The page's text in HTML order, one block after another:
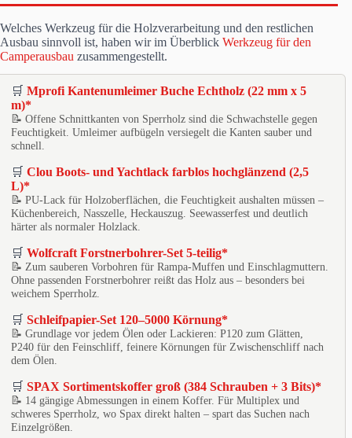
Welches Werkzeug für die Holzverarbeitung und den restlichen
Ausbau sinnvoll ist, haben wir im Überblick Werkzeug für den
Camperausbau zusammengestellt.
🛒Mprofi Kantenumleimer Buche Echtholz (22 mm x 5
m)*
📝 Offene Schnittkanten von Sperrholz sind die Schwachstelle gegen
Feuchtigkeit. Umleimer aufbügeln versiegelt die Kanten sauber und
schnell.
🛒Clou Boots- und Yachtlack farblos hochglänzend (2,5
L)*
📝 PU-Lack für Holzoberflächen, die Feuchtigkeit aushalten müssen –
Küchenbereich, Nasszelle, Heckauszug. Seewasserfest und deutlich
härter als normaler Holzlack.
🛒Wolfcraft Forstnerbohrer-Set 5-teilig*
📝 Zum sauberen Vorbohren für Rampa-Muffen und Einschlagmuttern.
Ohne passenden Forstnerbohrer reißt das Holz aus – besonders bei
weichem Sperrholz.
🛒Schleifpapier-Set 120–5000 Körnung*
📝 Grundlage vor jedem Ölen oder Lackieren: P120 zum Glätten,
P240 für den Feinschliff, feinere Körnungen für Zwischenschliff nach
dem Ölen.
🛒SPAX Sortimentskoffer groß (384 Schrauben + 3 Bits)*
📝 14 gängige Abmessungen in einem Koffer. Für Multiplex und
schweres Sperrholz, wo Spax direkt halten – spart das Suchen nach
Einzelgrößen.